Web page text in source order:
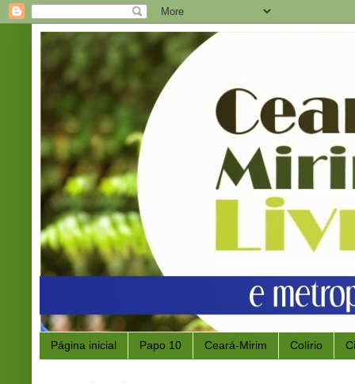
Página inicial Papo 10 Ceará-Mirim Colírio